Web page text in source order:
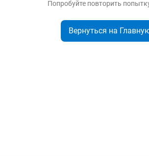
Попробуйте повторить
Вернуться на